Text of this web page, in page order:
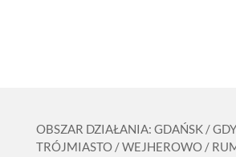
OBSZAR DZIAŁANIA: GDAŃSK /
TRÓJMIASTO / WEJHEROWO /